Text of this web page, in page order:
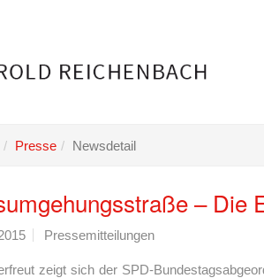
Presse Newsdetail
– Die
Pressemitteilungen
zeigt sich der SPD-